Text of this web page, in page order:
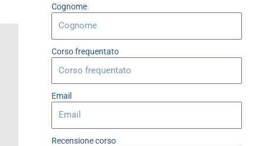
Cognome
Corso frequentato
Email
Recensione corso